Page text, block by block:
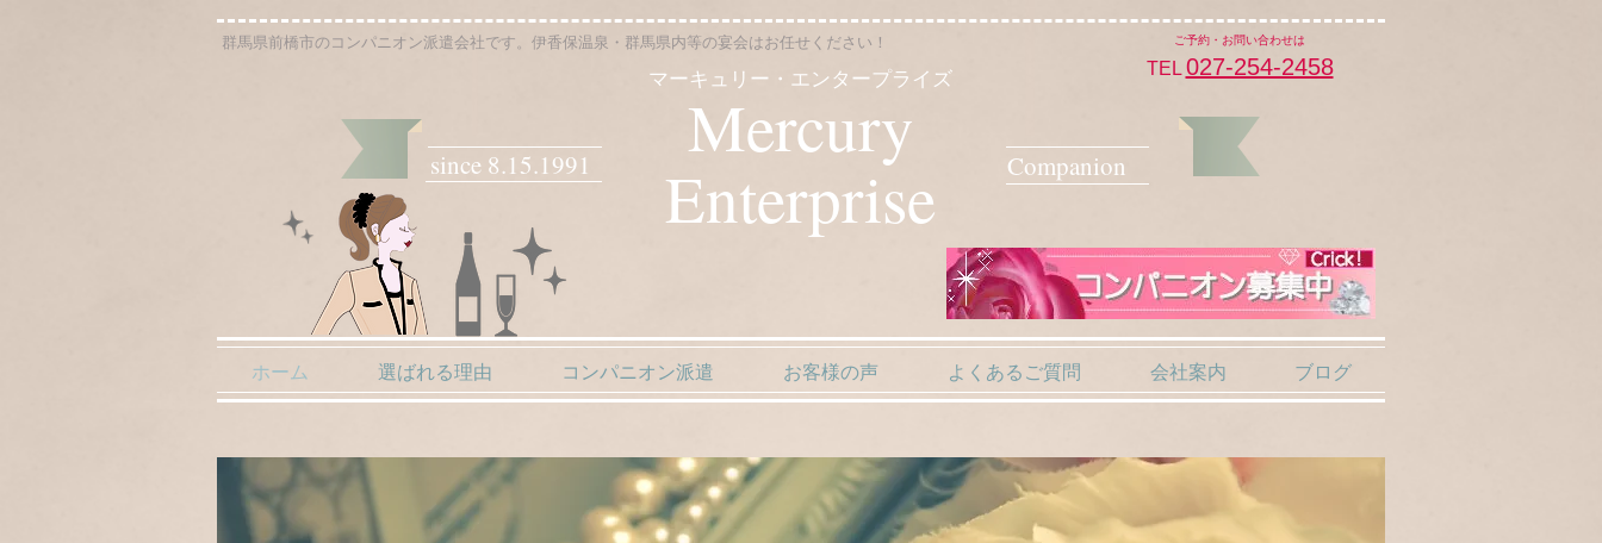
群馬県前橋市のコンパニオン派遣会社です。 伊香保温泉・群馬県内等の宴会はお任せください！
マーキュリー・エンタープライズ
Mercury
Enterprise
ホーム 選ばれる理由 コンパニオン派遣 お客様の声 よくあるご質問 会社案内 ブログ
​Companion
since 8.15.1991
​ご予約・お問い合わせは
TEL 027-254-2458